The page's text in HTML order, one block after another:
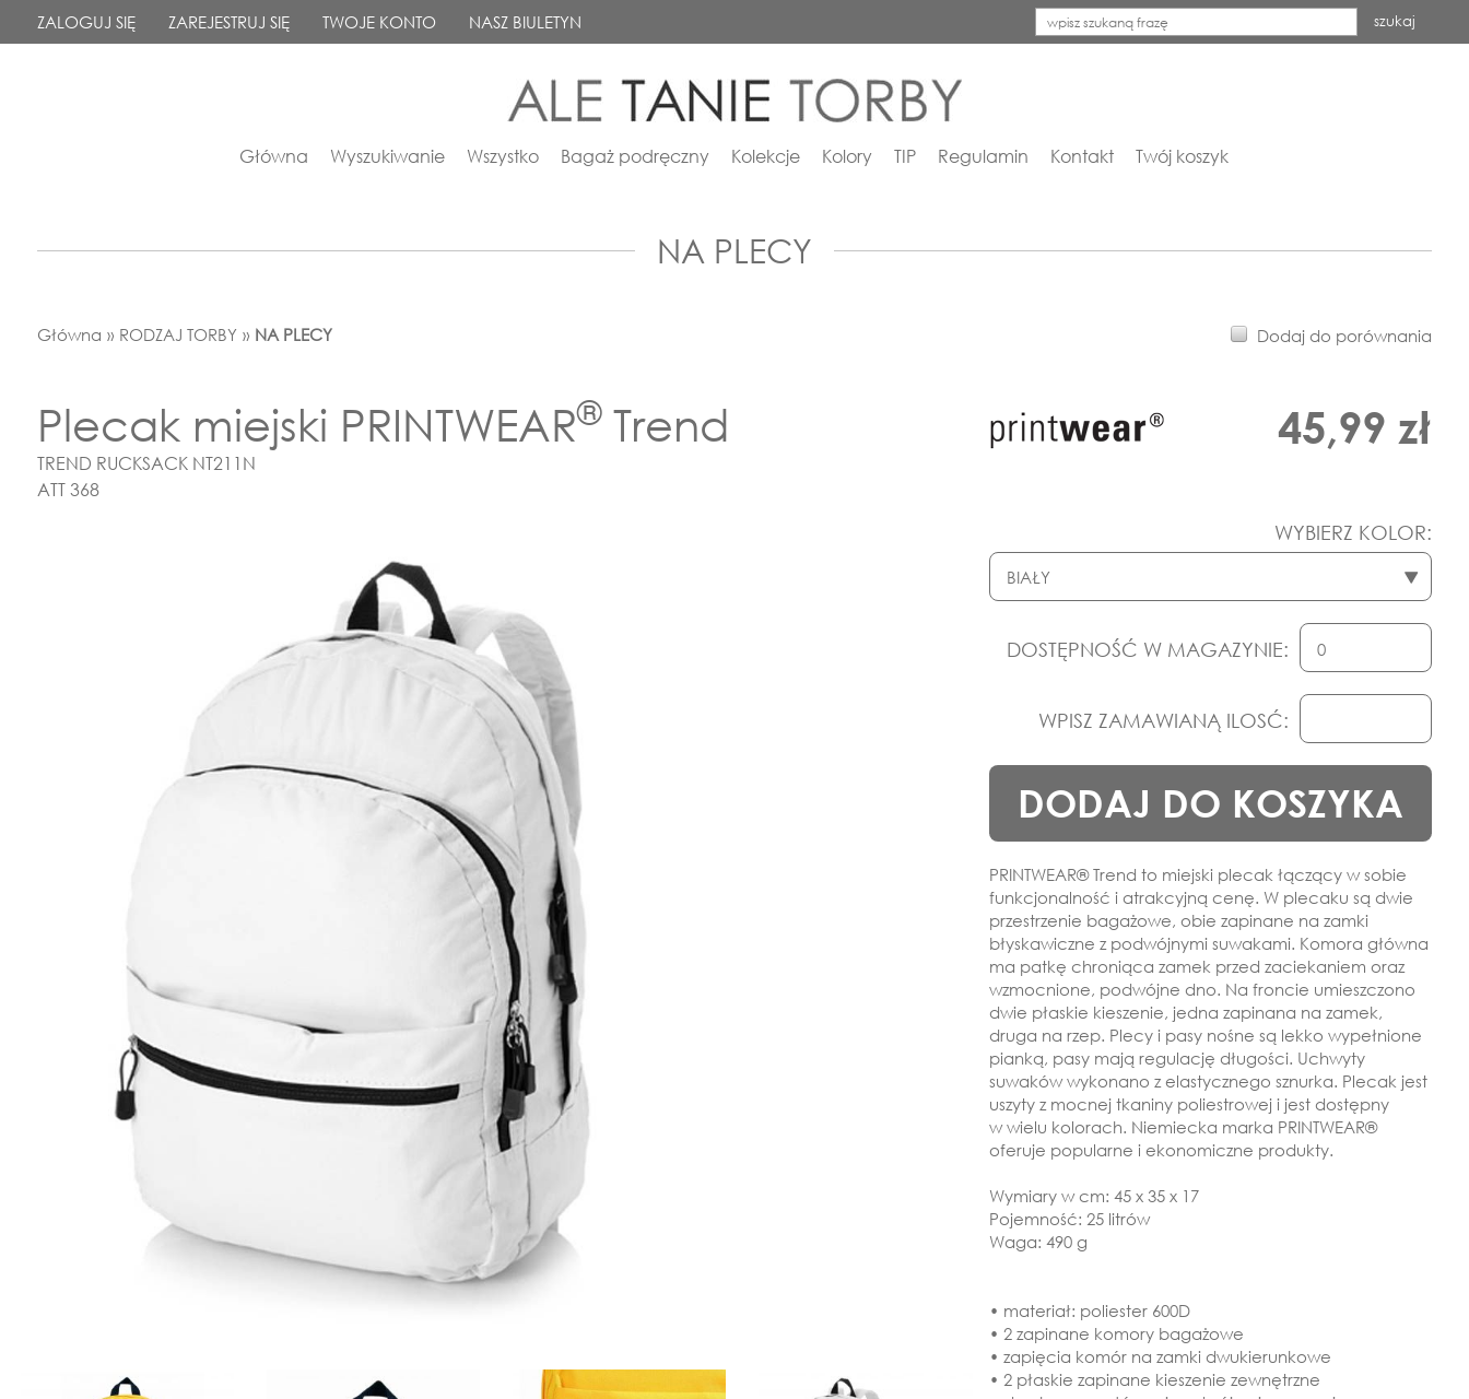
ZALOGUJ SIĘ ZAREJESTRUJ SIĘ TWOJE KONTO NASZ BIULETYN szukaj
Główna Wyszukiwanie Wszystko Bagaż podręczny Kolekcje Kolory TIP Regulamin Kontakt Twój koszyk
NA PLECY
Główna » RODZAJ TORBY » NA PLECY Dodaj do porównania
Plecak miejski PRINTWEAR®Trend
TREND RUCKSACK NT211N
ATT 368
45,99 zł
WYBIERZ KOLOR:
DOSTĘPNOŚĆ W MAGAZYNIE:
WPISZ ZAMAWIANĄ ILOSĆ:
DODAJ DO KOSZYKA
PRINTWEAR® Trend to miejski plecak łączący w sobie
funkcjonalność i atrakcyjną cenę. W plecaku są dwie
przestrzenie bagażowe, obie zapinane na zamki
błyskawiczne z podwójnymi suwakami. Komora główna
ma patkę chroniąca zamek przed zaciekaniem oraz
wzmocnione, podwójne dno. Na froncie umieszczono
dwie płaskie kieszenie, jedna zapinana na zamek,
druga na rzep. Plecy i pasy nośne są lekko wypełnione
pianką, pasy mają regulację długości. Uchwyty
suwaków wykonano z elastycznego sznurka. Plecak jest
uszyty z mocnej tkaniny poliestrowej i jest dostępny
w wielu kolorach. Niemiecka marka PRINTWEAR®
oferuje popularne i ekonomiczne produkty.
Wymiary w cm: 45 x 35 x 17
Pojemność: 25 litrów
Waga: 490 g
• materiał: poliester 600D
• 2 zapinane komory bagażowe
• zapięcia komór na zamki dwukierunkowe
• 2 płaskie zapinane kieszenie zewnętrzne